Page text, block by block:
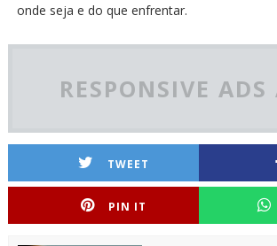
onde seja e do que enfrentar.
RESPONSIVE
TWEET
PIN IT